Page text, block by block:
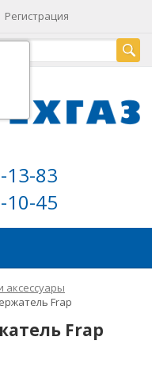
Регистрация
13-83
10-45
аксессуары
Frap
Frap